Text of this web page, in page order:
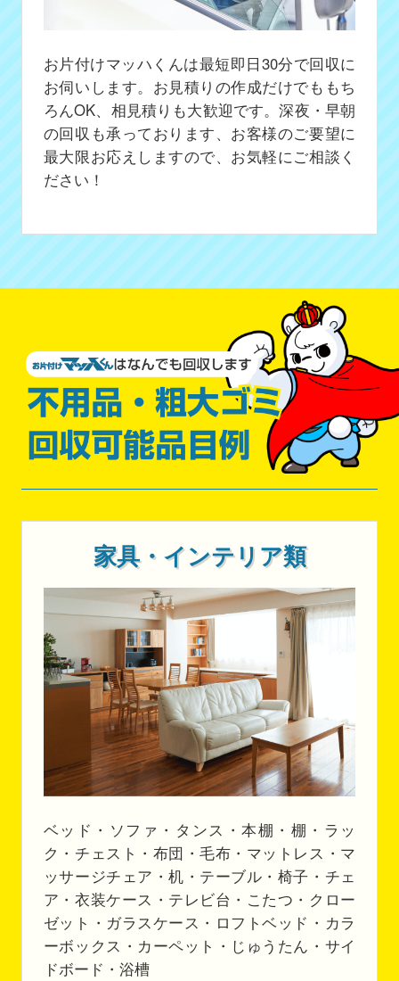
お片付けマッハくんは最短即日30分で回収に
お伺いします。お見積りの作成だけでももち
ろんOK、相見積りも大歓迎です。深夜・早朝
の回収も承っております、お客様のご要望に
最大限お応えしますので、お気軽にご相談く
ださい！
家具・インテリア類
ベッド・ソファ・タンス・本棚・棚・ラッ
ク・チェスト・布団・毛布・マットレス・マ
ッサージチェア・机・テーブル・椅子・チェ
ア・衣装ケース・テレビ台・こたつ・クロー
ゼット・ガラスケース・ロフトベッド・カラ
ーボックス・カーペット・じゅうたん・サイ
ドボード・浴槽